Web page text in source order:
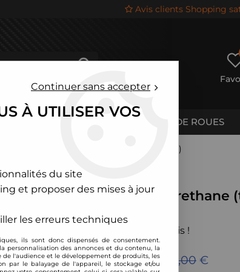
Avis clients Shopping
CALES DE ROUES
(train avant) MG ZS (2001-2005)
renforcés Polyurethane
Soyez le premier à donner votre avis !
,50 €TTC au lieu de350,00 €
Continuer sans accepter
À UTILISER VOS
du site
et proposer des mises à jour
les erreurs techniques
ils sont donc dispensés de consentement.
personnalisation des annonces et du contenu, la
l'audience et le développement de produits, les
par le balayage de l'appareil, le stockage et/ou